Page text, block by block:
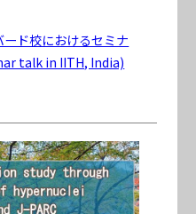
ド校におけるセミナ
talk in IITH, India)